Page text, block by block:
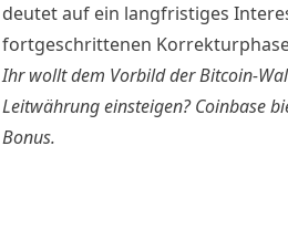
deutet auf ein langfristiges
fortgeschrittenen
Ihr wollt dem Vorbild der Bitcoin-
Leitwährung einsteigen?Coinbase
Bonus.